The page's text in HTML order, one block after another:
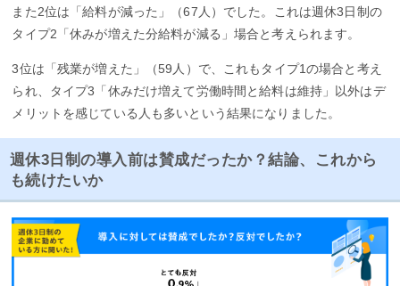
また2位は「給料が減った」（67人）でした。これは週休3日制の
タイプ2「休みが増えた分給料が減る」場合と考えられます。
3位は「残業が増えた」（59人）で、これもタイプ1の場合と考え
られ、タイプ3「休みだけ増えて労働時間と給料は維持」以外はデ
メリットを感じている人も多いという結果になりました。
週休3日制の導入前は賛成だったか？結論、これから
も続けたいか